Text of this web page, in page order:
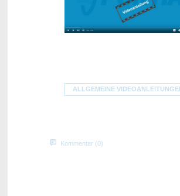
ALLGEMEINE
Kommentar (0)